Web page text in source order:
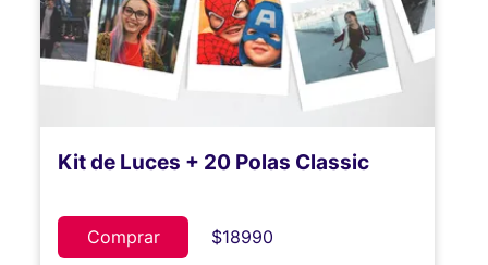
Kit de Luces + 20 Polas Classic
Comprar
$18990